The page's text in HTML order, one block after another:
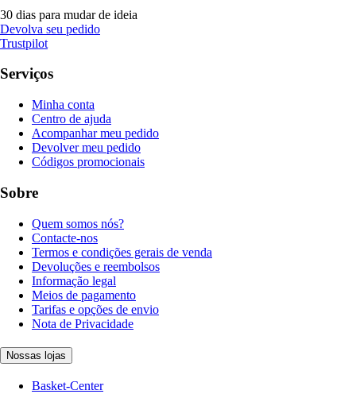
30 dias para mudar de ideia
Devolva seu pedido
Trustpilot
Serviços
Minha conta
Centro de ajuda
Acompanhar meu pedido
Devolver meu pedido
Códigos promocionais
Sobre
Quem somos nós?
Contacte-nos
Termos e condições gerais de venda
Devoluções e reembolsos
Informação legal
Meios de pagamento
Tarifas e opções de envio
Nota de Privacidade
Nossas lojas
Basket-Center